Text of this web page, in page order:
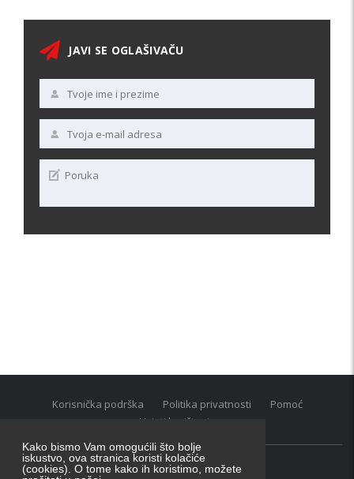
Kako bismo Vam omogućili što bolje
iskustvo, ova stranica koristi kolačiće
(cookies). O tome kako ih koristimo, možete
JAVI SE OGLAŠIVAČU
Korisnička podrška Politika privatnosti
Pomoć
Uvjeti korištenja
Oglasnik grupacija:posao.hr|oglasnik.hr|auti.hr